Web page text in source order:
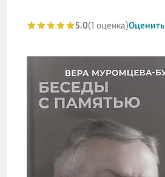
5.0(1 оценка)Оценить